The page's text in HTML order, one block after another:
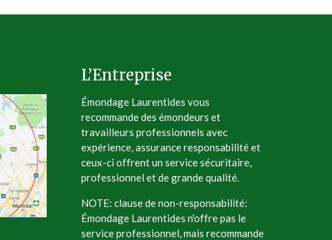
L’Entreprise
Émondage Laurentides vous
recommande des émondeurs et
travailleurs professionnels avec
expérience, assurance responsabilité et
ceux-ci offrent un service sécuritaire,
professionnel et de grande qualité.
NOTE: clause de non-responsabilité:
Émondage Laurentides n'offre pas le
service professionnel, mais recommande